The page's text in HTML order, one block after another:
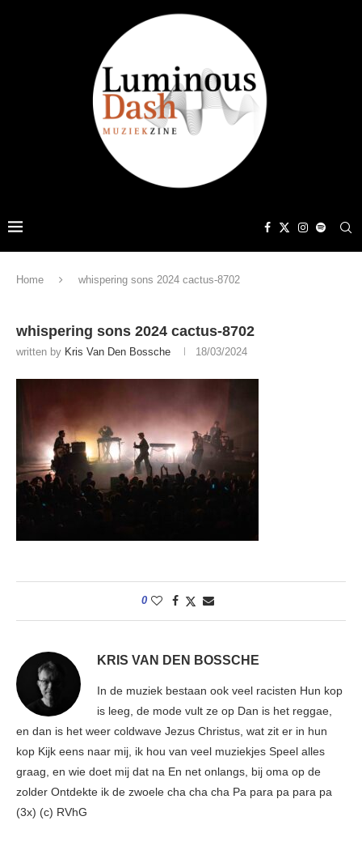
Home whispering sons 2024 cactus-8702
whispering sons 2024 cactus-8702
written by Kris Van Den Bossche 18/03/2024
0
KRIS VAN DEN BOSSCHE
In de muziek bestaan ook veel racisten Hun kop
is leeg, de mode vult ze op Dan is het reggae,
en dan is het weer coldwave Jezus Christus, wat zit er in hun
kop Kijk eens naar mij, ik hou van veel muziekjes Speel alles
graag, en wie doet mij dat na En net onlangs, bij oma op de
zolder Ontdekte ik de zwoele cha cha cha Pa para pa para pa
(3x) (c) RVhG